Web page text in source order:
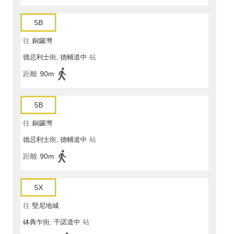
5B
往 銅鑼灣
德忌利士街, 德輔道中 站
距離 90m
5B
往 銅鑼灣
德忌利士街, 德輔道中 站
距離 90m
5X
往 堅尼地城
砵典乍街, 干諾道中 站